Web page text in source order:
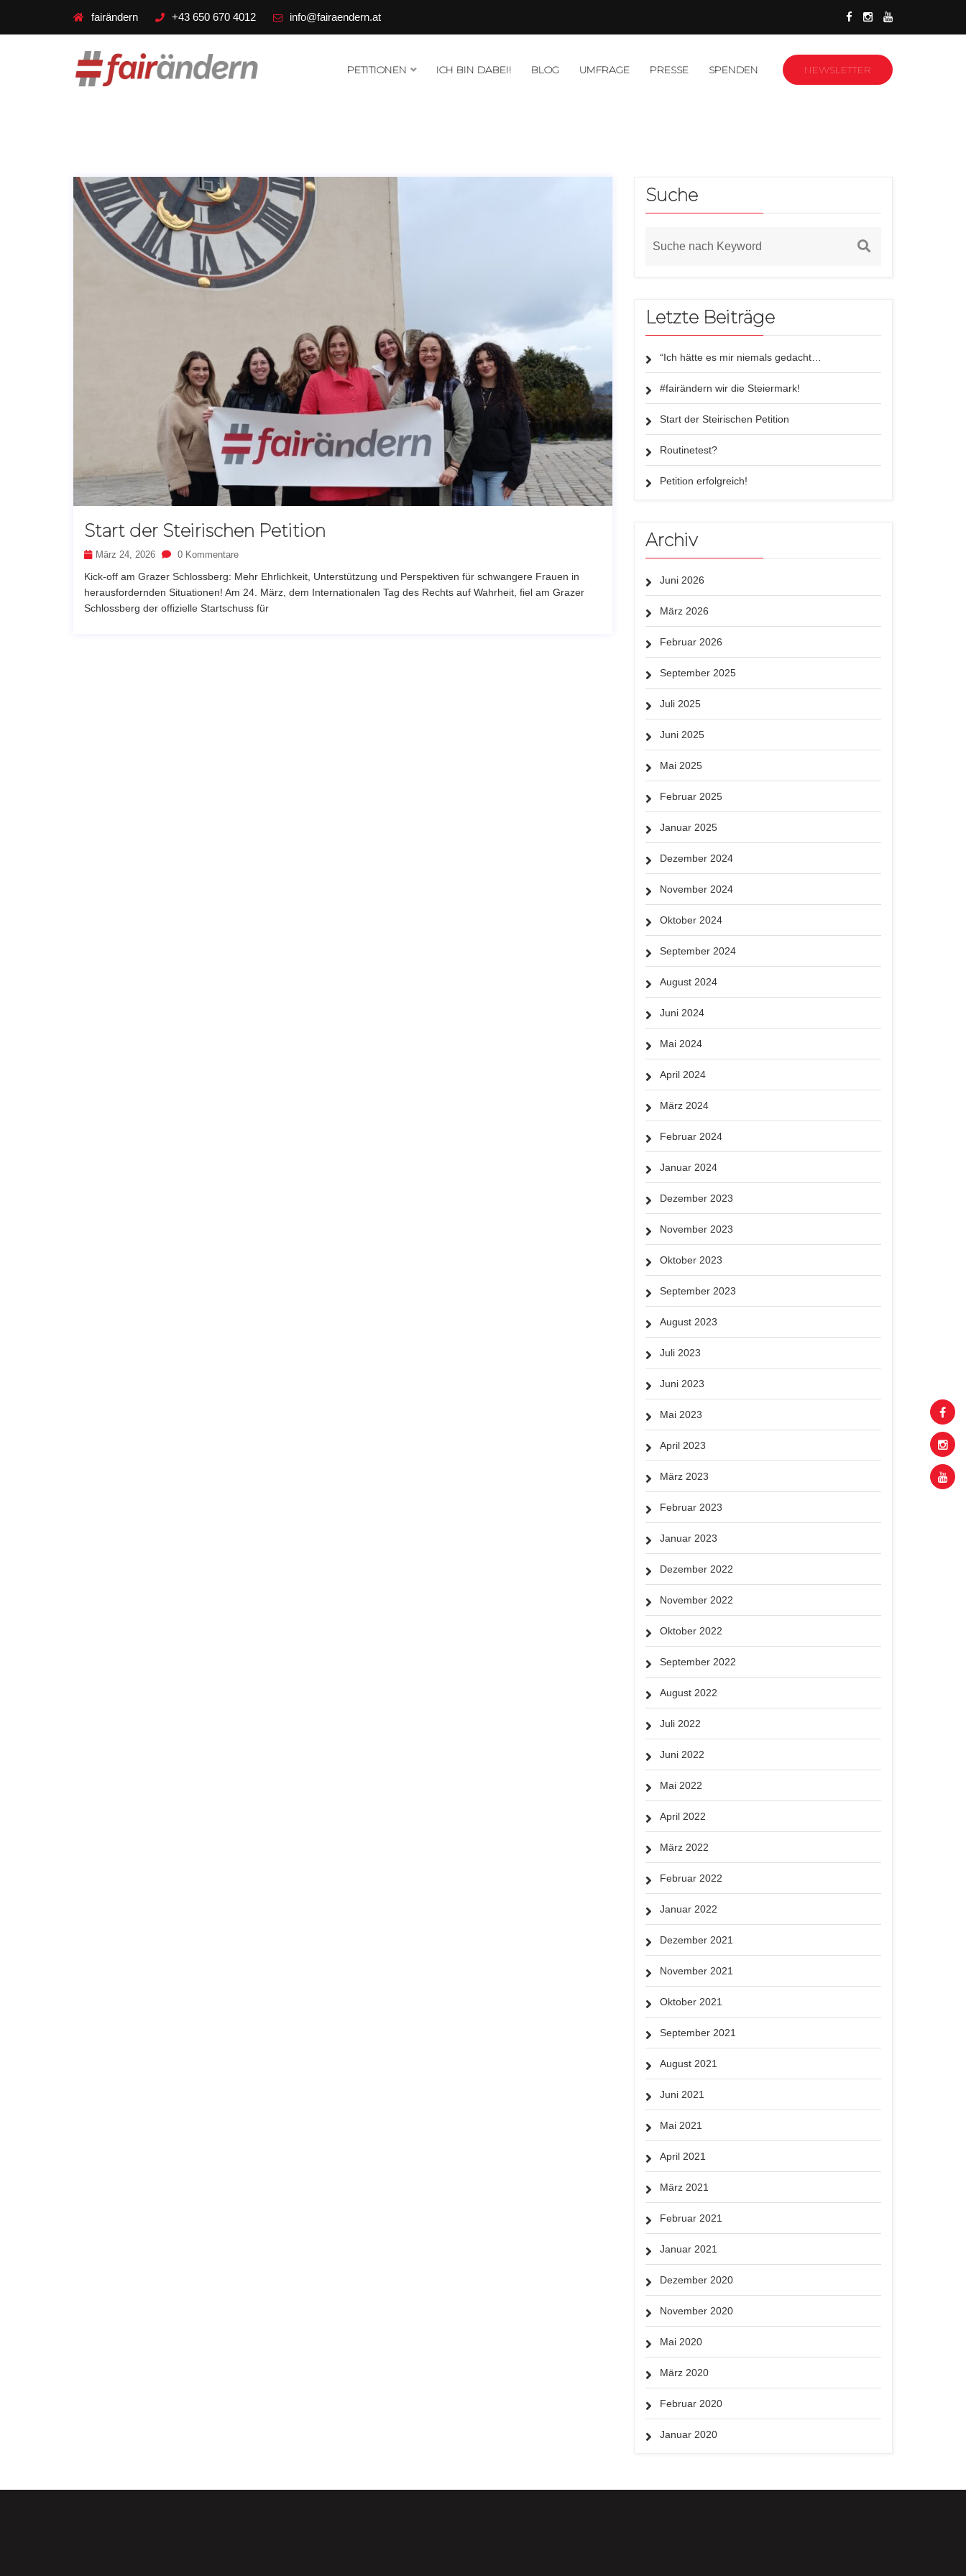
fairändern +43 650 670 4012 info@fairaendern.at
PETITIONEN ICH BIN DABEI! BLOG UMFRAGE PRESSE SPENDEN NEWSLETTER
Start der Steirischen Petition
März 24, 2026 0 Kommentare
Kick-off am Grazer Schlossberg: Mehr Ehrlichkeit, Unterstützung und Perspektiven für schwangere Frauen in
herausfordernden Situationen! Am 24. März, dem Internationalen Tag des Rechts auf Wahrheit, fiel am Grazer
Schlossberg der offizielle Startschuss für
Suche
Letzte Beiträge
“Ich hätte es mir niemals gedacht…
#fairändern wir die Steiermark!
Start der Steirischen Petition
Routinetest?
Petition erfolgreich!
Archiv
Juni 2026
März 2026
Februar 2026
September 2025
Juli 2025
Juni 2025
Mai 2025
Februar 2025
Januar 2025
Dezember 2024
November 2024
Oktober 2024
September 2024
August 2024
Juni 2024
Mai 2024
April 2024
März 2024
Februar 2024
Januar 2024
Dezember 2023
November 2023
Oktober 2023
September 2023
August 2023
Juli 2023
Juni 2023
Mai 2023
April 2023
März 2023
Februar 2023
Januar 2023
Dezember 2022
November 2022
Oktober 2022
September 2022
August 2022
Juli 2022
Juni 2022
Mai 2022
April 2022
März 2022
Februar 2022
Januar 2022
Dezember 2021
November 2021
Oktober 2021
September 2021
August 2021
Juni 2021
Mai 2021
April 2021
März 2021
Februar 2021
Januar 2021
Dezember 2020
November 2020
Mai 2020
März 2020
Februar 2020
Januar 2020